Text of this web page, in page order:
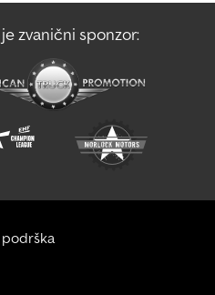
zvanični sponzor:
podrška